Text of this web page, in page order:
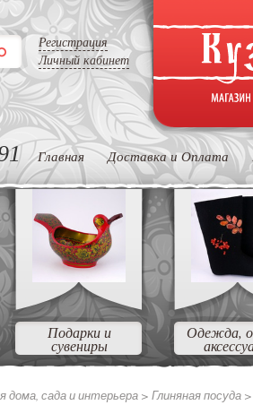
Регистрация
Личный кабинет
Главная Доставка и Оплата
Подарки и
сувениры
Одежда,
дома, сада и интерьера > Глиняная посуда